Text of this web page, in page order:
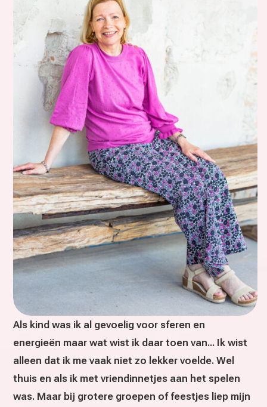
Als kind was ik al gevoelig voor sferen en
energieën maar wat wist ik daar toen van... Ik wist
alleen dat ik me vaak niet zo lekker voelde. Wel
thuis en als ik met vriendinnetjes aan het spelen
was. Maar bij grotere groepen of feestjes liep mijn